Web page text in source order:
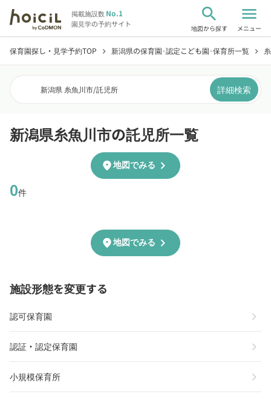
掲載施設数No.1
園見学の予約サイト
search
地図から探す
menu
メニュー
保育園探し・見学予約TOP chevron_right 新潟県の保育園･認定こども園･保育所一覧 chevron_right
新潟県 糸魚川市/託児所 詳細検索
新潟県糸魚川市の託児所一覧
0件
location_on地図でみる chevron_right
location_on地図でみる chevron_right
施設形態を変更する
認可保育園 chevron_right
認証・認定保育園 chevron_right
小規模保育所 chevron_right